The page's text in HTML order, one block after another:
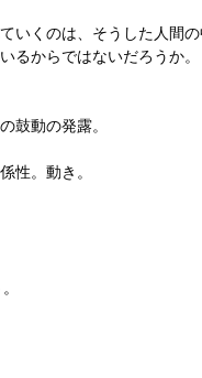
いくのは、そうした人間の
るからではないだろうか。
鼓動の発露。
性。動き。